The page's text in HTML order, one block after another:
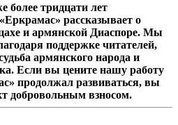
более тридцати лет
рассказывает о
и армянской Диаспоре. Мы
поддержке читателей,
армянского народа и
Если вы цените нашу работу
продолжал развиваться, вы
добровольным взносом.